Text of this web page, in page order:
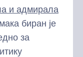
и адмирала
биран је
за